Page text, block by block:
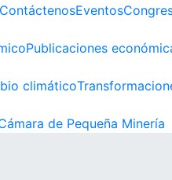
ContáctenosEventos
Publicaciones
climático
de Pequeña Minería